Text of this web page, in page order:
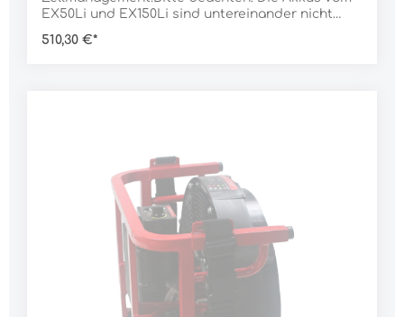
EX50Li und EX150Li sind untereinander nicht
bestellen. Daten:Geeignet für: EX50Li
510,30 €*